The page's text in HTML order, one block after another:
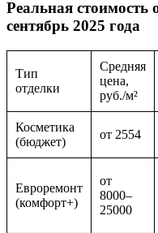
Реальная стоимость
сентябрь 2025 года
Тип
отделки
Средняя
цена,
руб./м²
Косметика
(бюджет)
от 2554
Евроремонт
(комфорт+)
от
8000–
25000